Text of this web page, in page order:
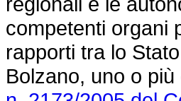
competenti organi
rapporti tra lo
Bolzano, uno o